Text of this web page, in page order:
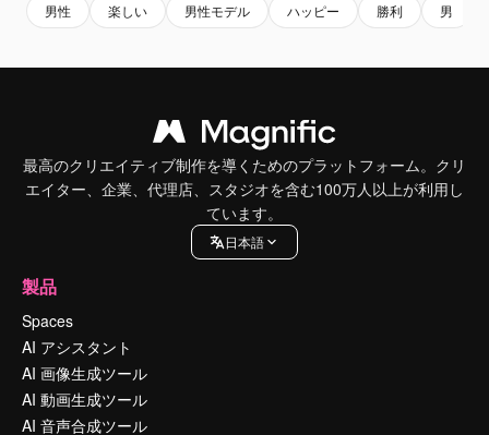
男性 楽しい 男性モデル ハッピー 勝利 男
最高のクリエイティブ制作を導くためのプラットフォーム。クリ
エイター、企業、代理店、スタジオを含む100万人以上が利用し
ています。
日本語
製品
Spaces
AI アシスタント
AI 画像生成ツール
AI 動画生成ツール
AI 音声合成ツール